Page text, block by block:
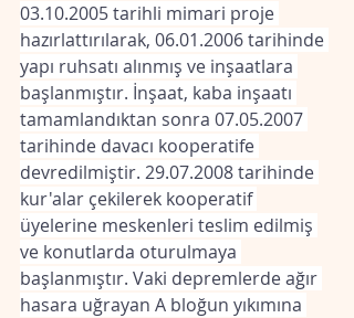
03.10.2005 tarihli mimari proje
hazırlattırılarak, 06.01.2006 tarihinde
yapı ruhsatı alınmış ve inşaatlara
başlanmıştır. İnşaat, kaba inşaatı
tamamlandıktan sonra 07.05.2007
tarihinde davacı kooperatife
devredilmiştir. 29.07.2008 tarihinde
kur'alar çekilerek kooperatif
üyelerine meskenleri teslim edilmiş
ve konutlarda oturulmaya
başlanmıştır. Vaki depremlerde ağır
hasara uğrayan A bloğun yıkımına